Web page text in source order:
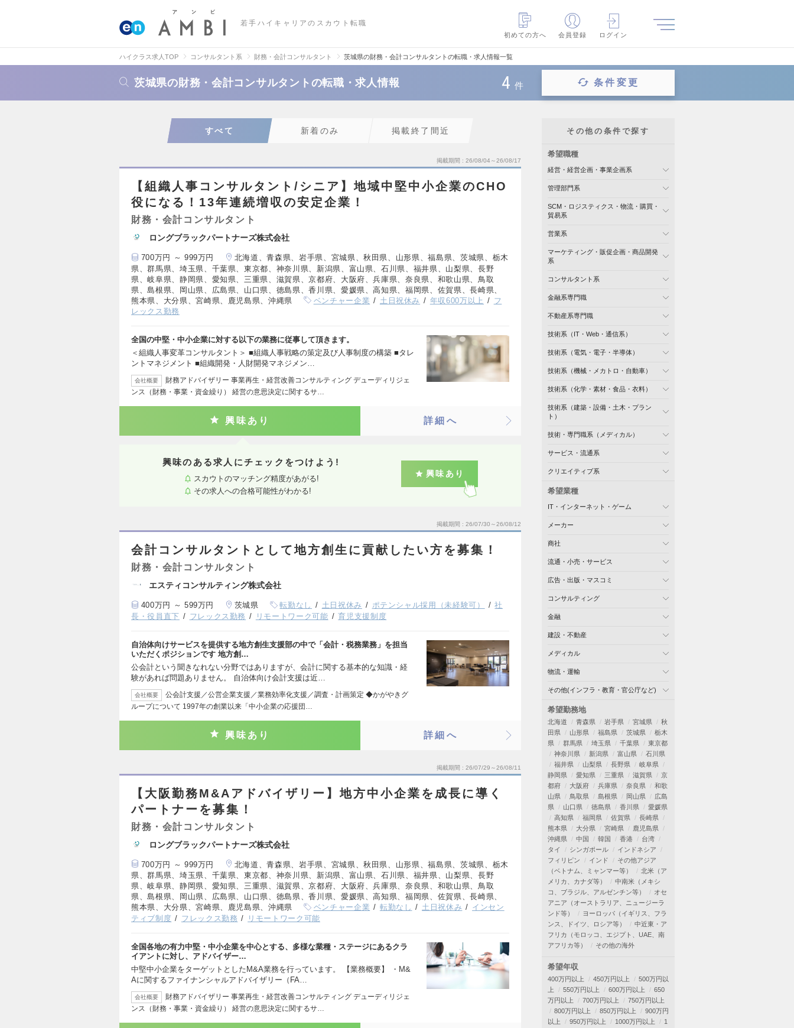
若手ハイキャリアのスカウト転職
初めての方へ
会員登録 ログイン
ハイクラス求人TOP コンサルタント系 財務・会計コンサルタント 茨城県の財務・会計コンサルタントの転職・求人情報一覧
茨城県の財務・会計コンサルタントの転職・求人情報 4 件 条件変更
すべて 新着のみ 掲載終了間近
掲載期間 26/08/04～26/08/17
【組織人事コンサルタント/シニア】地域中堅中小企業のCHO
役になる！13年連続増収の安定企業！
財務・会計コンサルタント
ロングブラックパートナーズ株式会社
700万円 ～ 999万円
北海道、青森県、岩手県、宮城県、秋田県、山形県、福島県、茨城県、栃木
県、群馬県、埼玉県、千葉県、東京都、神奈川県、新潟県、富山県、石川県、福井県、山梨県、長野
県、岐阜県、静岡県、愛知県、三重県、滋賀県、京都府、大阪府、兵庫県、奈良県、和歌山県、鳥取
県、島根県、岡山県、広島県、山口県、徳島県、香川県、愛媛県、高知県、福岡県、佐賀県、長崎県、
熊本県、大分県、宮崎県、鹿児島県、沖縄県
ベンチャー企業 土日祝休み 年収600万以上
フ
レックス勤務
全国の中堅・中小企業に対する以下の業務に従事して頂きます。
＜組織人事変革コンサルタント＞ ■組織人事戦略の策定及び人事制度の構築 ■タレ
ントマネジメント ■組織開発・人財開発マネジメン…
会社概要
財務アドバイザリー 事業再生・経営改善コンサルティング デューディリジェ
ンス（財務・事業・資金繰り） 経営の意思決定に関するサ…
興味あり 詳細へ
興味のある求人にチェックをつけよう!
スカウトのマッチング精度があがる!
その求人への合格可能性がわかる!
興味あり
掲載期間 26/07/30～26/08/12
会計コンサルタントとして地方創生に貢献したい方を募集！
財務・会計コンサルタント
エスティコンサルティング株式会社
400万円 ～ 599万円 茨城県 転勤なし 土日祝休み ポテンシャル採用（未経験可）
社
長・役員直下
フレックス勤務 リモートワーク可能 育児支援制度
自治体向けサービスを提供する地方創生支援部の中で「会計・税務業務」を担当
いただくポジションです 地方創…
公会計という聞きなれない分野ではありますが、会計に関する基本的な知識・経
験があれば問題ありません。 自治体向け会計支援は近…
会社概要
公会計支援／公営企業支援／業務効率化支援／調査・計画策定 ◆かがやきグ
ループについて 1997年の創業以来「中小企業の応援団…
興味あり 詳細へ
掲載期間 26/07/29～26/08/11
【大阪勤務M&Aアドバイザリー】地方中小企業を成長に導く
パートナーを募集！
財務・会計コンサルタント
ロングブラックパートナーズ株式会社
700万円 ～ 999万円
北海道、青森県、岩手県、宮城県、秋田県、山形県、福島県、茨城県、栃木
県、群馬県、埼玉県、千葉県、東京都、神奈川県、新潟県、富山県、石川県、福井県、山梨県、長野
県、岐阜県、静岡県、愛知県、三重県、滋賀県、京都府、大阪府、兵庫県、奈良県、和歌山県、鳥取
県、島根県、岡山県、広島県、山口県、徳島県、香川県、愛媛県、高知県、福岡県、佐賀県、長崎県、
熊本県、大分県、宮崎県、鹿児島県、沖縄県
ベンチャー企業 転勤なし 土日祝休み
インセン
ティブ制度
フレックス勤務 リモートワーク可能
全国各地の有力中堅・中小企業を中心とする、多様な業種・ステージにあるクラ
イアントに対し、アドバイザー…
中堅中小企業をターゲットとしたM&A業務を行っています。 【業務概要】 ・M&
Aに関するファイナンシャルアドバイザリー（FA…
会社概要
財務アドバイザリー 事業再生・経営改善コンサルティング デューディリジェ
ンス（財務・事業・資金繰り） 経営の意思決定に関するサ…
その他の条件で探す
希望職種
経営・経営企画・事業企画系
管理部門系
SCM・ロジスティクス・物流・購買・
貿易系
営業系
マーケティング・販促企画・商品開発
系
コンサルタント系
金融系専門職
不動産系専門職
技術系（IT・Web・通信系）
技術系（電気・電子・半導体）
技術系（機械・メカトロ・自動車）
技術系（化学・素材・食品・衣料）
技術系（建築・設備・土木・プラン
ト）
技術・専門職系（メディカル）
サービス・流通系
クリエイティブ系
希望業種
IT・インターネット・ゲーム
メーカー
商社
流通・小売・サービス
広告・出版・マスコミ
コンサルティング
金融
建設・不動産
メディカル
物流・運輸
その他(インフラ・教育・官公庁など)
希望勤務地
北海道 青森県 岩手県 宮城県
秋
田県
山形県 福島県 茨城県
栃木
県
群馬県 埼玉県 千葉県
東京都
神奈川県
新潟県 富山県
石川県
福井県
山梨県 長野県
岐阜県
静岡県
愛知県 三重県 滋賀県
京
都府
大阪府 兵庫県 奈良県
和歌
山県
鳥取県 島根県 岡山県
広島
県
山口県 徳島県 香川県
愛媛県
高知県
福岡県 佐賀県
長崎県
熊本県
大分県 宮崎県
鹿児島県
沖縄県
中国 韓国 香港
台湾
タイ
シンガポール
インドネシア
フィリピン
インド
その他アジア
（ベトナム、ミャンマー等）
北米（ア
メリカ、カナダ等）
中南米（メキシ
コ、ブラジル、アルゼンチン等）
オセ
アニア（オーストラリア、ニュージーラ
ンド等）
ヨーロッパ（イギリス、フラ
ンス、ドイツ、ロシア等）
中近東・ア
フリカ（モロッコ、エジプト、UAE、南
アフリカ等）
その他の海外
希望年収
400万円以上 450万円以上
500万円以
上
550万円以上 600万円以上
650
万円以上
700万円以上
750万円以上
800万円以上
850万円以上
900万円
以上
950万円以上 1000万円以上
1